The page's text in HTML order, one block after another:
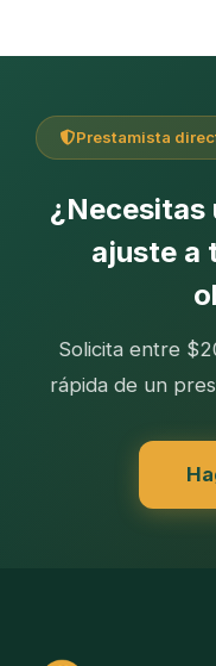
Prestamista
¿Necesitas
ajuste a
Solicita entre
rápida de un